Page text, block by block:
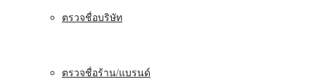
ตรวจชื่อบริษัท
ตรวจชื่อร้าน/แบรนด์